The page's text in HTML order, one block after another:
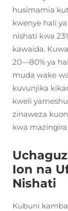
husimamia
kwenye hali
nishati kwa
kawaida.
20—80% ya
muda wake
kuvunjika
kweli
zinaweza
kwa
Ion na
Nishati
Kubuni